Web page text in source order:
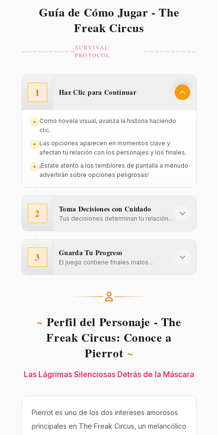
Guía de Cómo Jugar - The
Freak Circus
~~~~~~~~~~SURVIVAL
PROTOCOL
~~~~~~~~~~
1 Haz Clic para Continuar
Como novela visual, avanza la historia haciendo
clic.
Las opciones aparecen en momentos clave y
afectan tu relación con los personajes y los finales.
¡Estate atento a los temblores de pantalla a menudo
advertirán sobre opciones peligrosas!
2 Toma Decisiones con Cuidado
Tus decisiones determinan tu relación
3 Guarda Tu Progreso
El juego contiene finales malos
~ Perfil del Personaje - The
Freak Circus: Conoce a
Pierrot ~
Las Lágrimas Silenciosas Detrás de la Máscara
Pierrot es uno de los dos intereses amorosos
principales en The Freak Circus, un melancólico